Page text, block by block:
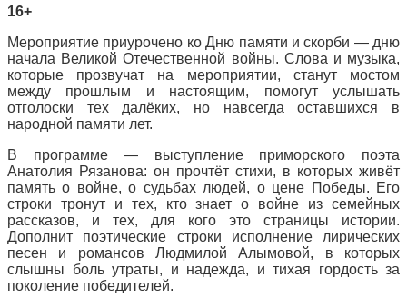
16+
Мероприятие приурочено ко Дню памяти и скорби — дню
начала Великой Отечественной войны. Слова и музыка,
которые прозвучат на мероприятии, станут мостом
между прошлым и настоящим, помогут услышать
отголоски тех далёких, но навсегда оставшихся в
народной памяти лет.
В программе — выступление приморского поэта
Анатолия Рязанова: он прочтёт стихи, в которых живёт
память о войне, о судьбах людей, о цене Победы. Его
строки тронут и тех, кто знает о войне из семейных
рассказов, и тех, для кого это страницы истории.
Дополнит поэтические строки исполнение лирических
песен и романсов Людмилой Алымовой, в которых
слышны боль утраты, и надежда, и тихая гордость за
поколение победителей.